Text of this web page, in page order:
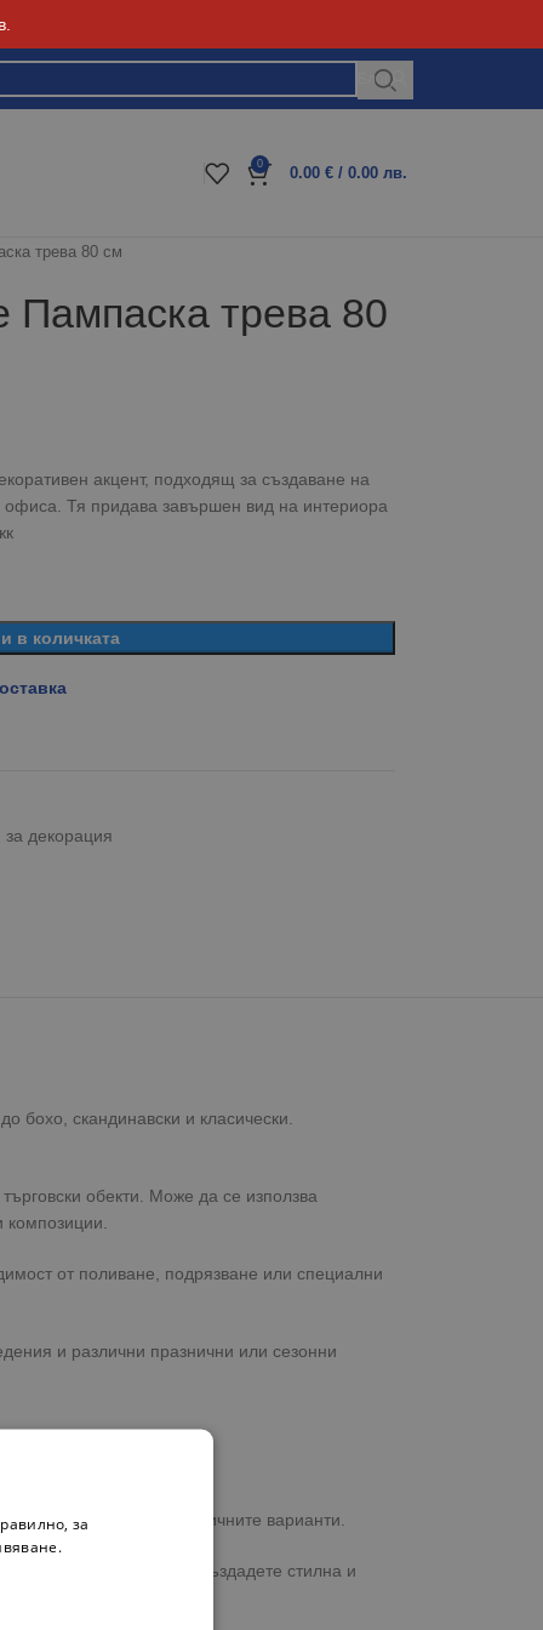
Блог
0
0.00 € / 0.00 лв.
трева 80 см
Пампаска трева 80
акцент, подходящ за създаване на
Тя придава завършен вид на интериора
в количката
за декорация
бохо, скандинавски и класически.
обекти. Може да се използва
композиции.
от поливане, подрязване или специални
и различни празнични или сезонни
за уточнение на наличните варианти.
за дома, за да създадете стилна и
за